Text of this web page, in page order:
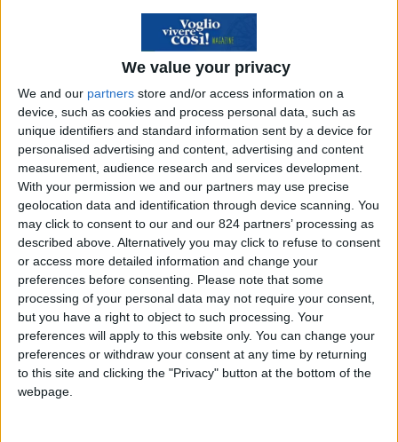
We value your privacy
We and our partners store and/or access information on a
device, such as cookies and process personal data, such as
unique identifiers and standard information sent by a device for
personalised advertising and content, advertising and content
measurement, audience research and services development.
With your permission we and our partners may use precise
geolocation data and identification through device scanning. You
may click to consent to our and our 824 partners’ processing as
described above. Alternatively you may click to refuse to consent
or access more detailed information and change your
preferences before consenting.
Please note that some
processing of your personal data may not require your consent,
but you have a right to object to such processing. Your
preferences will apply to this website only. You can change your
preferences or withdraw your consent at any time by returning
to this site and clicking the "Privacy" button at the bottom of the
webpage.
vizio, capitale del gioco d’azzardo, la città degli
eccessi, talmente finta da diventare verosimile.
Tutto vero. Eppure, o forse proprio per questo, se
guardata con i giusti occhi, se vissuta con la
giusta ironia, Las Vegas può davvero regalare
emozioni e, anche, una bella metafora della
stessa America. Questa città che, tra luci al neon
e rumore continuo in sottofondo, può davvero
stordire, rappresenta comunque una meta da
non perdere se si vuole organizzare un viaggio
negli USA. Rutilante, eccessiva, questo enorme
flipper a cielo aperto può avere molto da
raccontare. E oggi, per scoprirla al meglio, c’è un
tour operator davvero unico. Lasvegastour.it non
è il solito tour operator. No. E non lo è per molti
motivi.